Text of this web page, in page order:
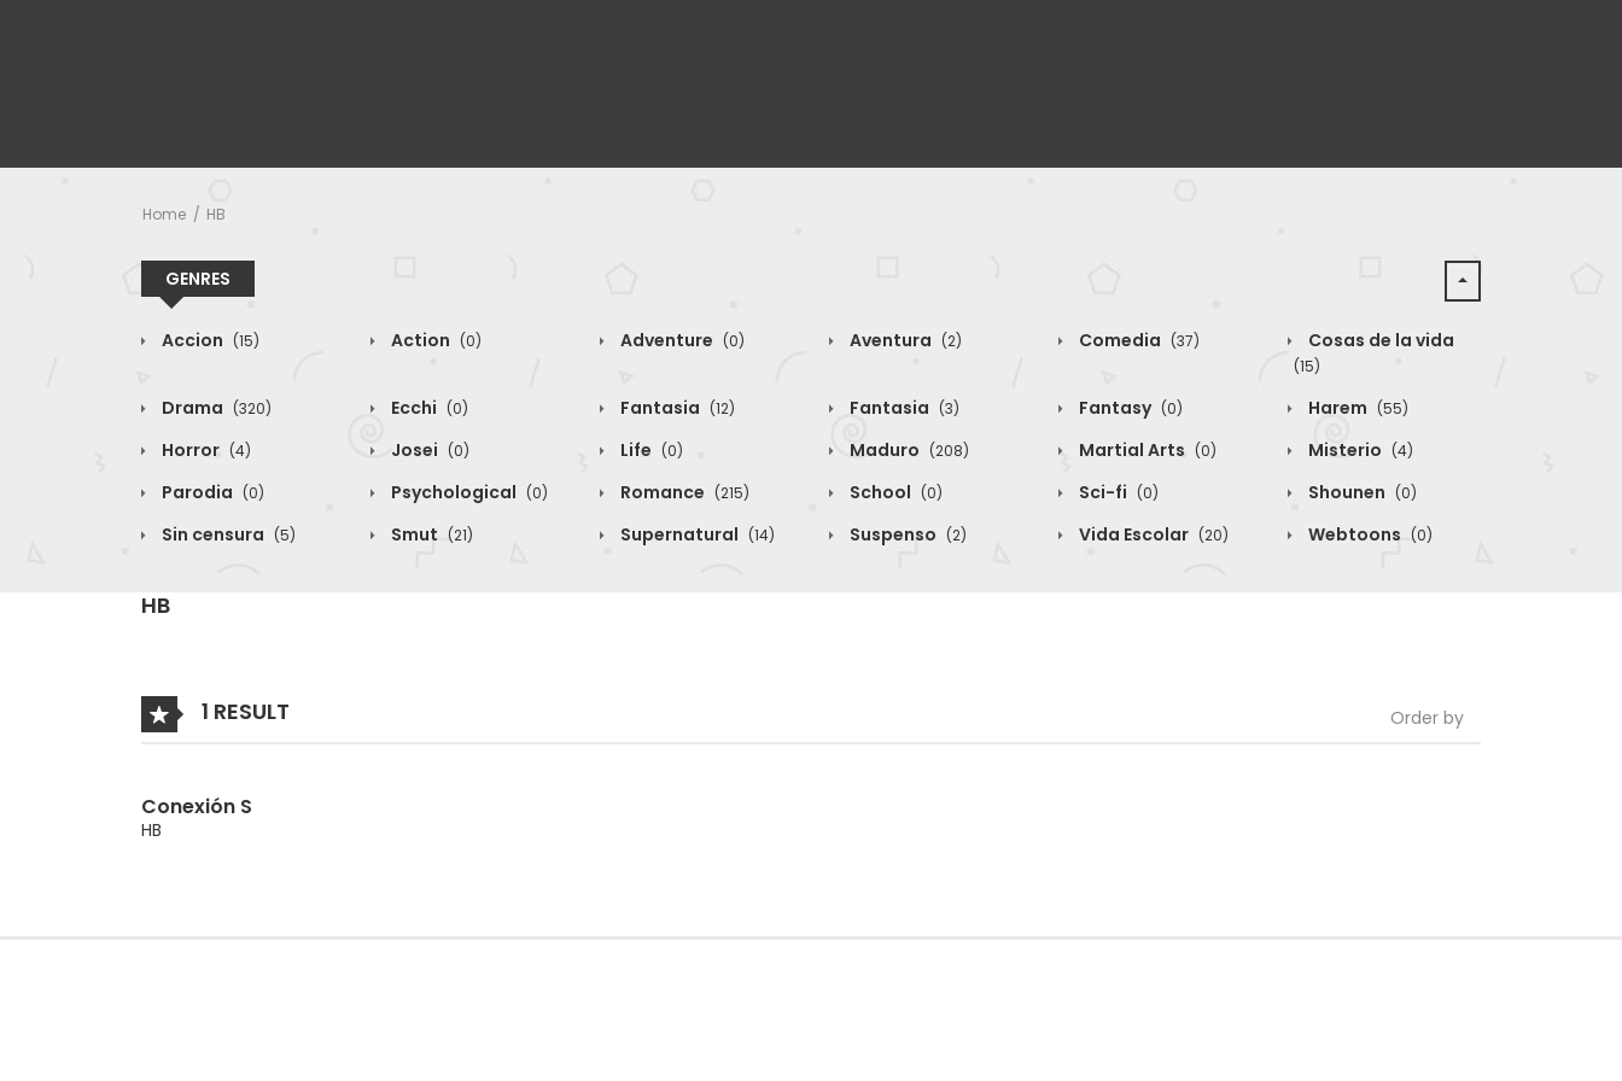
Home HB
GENRES
Accion (15) Action (0) Adventure (0) Aventura (2) Comedia (37) Cosas de la vida
(15)
Drama (320) Ecchi (0) Fantasia (12) Fantasia (3) Fantasy (0) Harem (55)
Horror (4) Josei (0) Life (0) Maduro (208) Martial Arts (0) Misterio (4)
Parodia (0) Psychological (0) Romance (215) School (0) Sci-fi (0) Shounen (0)
Sin censura (5) Smut (21) Supernatural (14) Suspenso (2) Vida Escolar (20) Webtoons (0)
HB
1 RESULT Order by
Conexión S
HB